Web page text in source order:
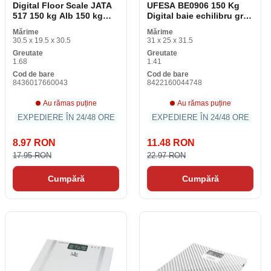
Digital Floor Scale JATA
517 150 kg Alb 150 kg
Baterii x 2
Mărime
30.5 x 19.5 x 30.5
Greutate
1.68
Cod de bare
8436017660043
Au rămas puține
EXPEDIERE ÎN 24/48 ORE
8.97 RON
17.95 RON
Cumpără
UFESA BE0906 150 Kg
Digital baie echilibru gri
sticlă
Mărime
31 x 25 x 31.5
Greutate
1.41
Cod de bare
8422160044748
Au rămas puține
EXPEDIERE ÎN 24/48 ORE
11.48 RON
22.97 RON
Cumpără